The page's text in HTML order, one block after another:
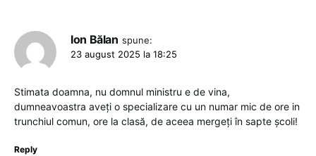
Ion Bălan spune:
23 august 2025 la 18:25
Stimata doamna, nu domnul ministru e de vina,
dumneavoastra aveți o specializare cu un numar mic de ore in
trunchiul comun, ore la clasă, de aceea mergeți în sapte școli!
Reply